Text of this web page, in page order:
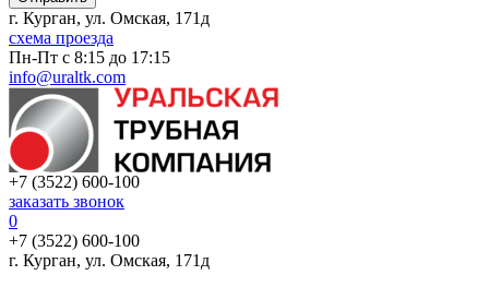
г. Курган, ул. Омская, 171д
схема проезда
Пн-Пт с 8:15 до 17:15
info@uraltk.com
+7 (3522) 600-100
заказать звонок
0
+7 (3522) 600-100
г. Курган, ул. Омская, 171д